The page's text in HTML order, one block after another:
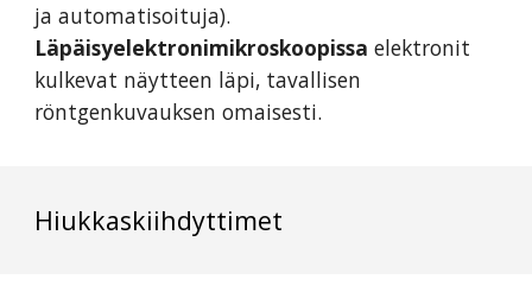
ja automatisoituja).
Läpäisyelektronimikroskoopissa elektronit
kulkevat näytteen läpi, tavallisen
röntgenkuvauksen omaisesti.
Hiukkaskiihdyttimet